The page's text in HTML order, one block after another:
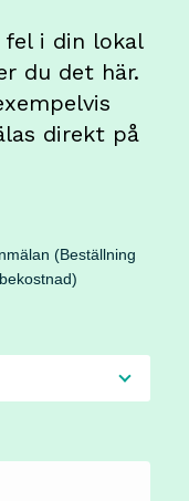
i din lokal
du det här.
direkt på